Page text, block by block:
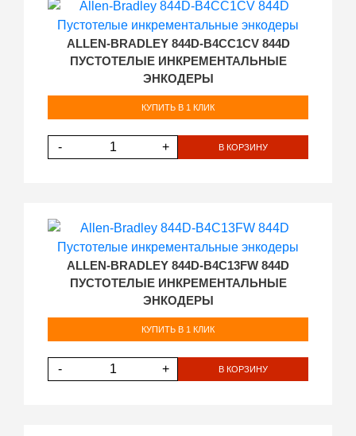
ALLEN-BRADLEY 844D-B4CC1CV 844D
ПУСТОТЕЛЫЕ ИНКРЕМЕНТАЛЬНЫЕ
ЭНКОДЕРЫ
КУПИТЬ В 1 КЛИК
- + В КОРЗИНУ
ALLEN-BRADLEY 844D-B4C13FW 844D
ПУСТОТЕЛЫЕ ИНКРЕМЕНТАЛЬНЫЕ
ЭНКОДЕРЫ
КУПИТЬ В 1 КЛИК
- + В КОРЗИНУ